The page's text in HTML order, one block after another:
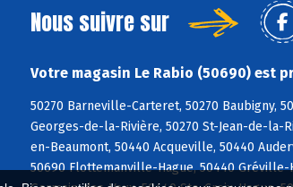
Nous suivre sur
Votre magasin Le Rabio (50690) est
50270 Barneville-Carteret, 50270 Baubigny,
Georges-de-la-Rivière, 50270 St-Jean-de-la-
en-Beaumont, 50440 Acqueville, 50440
50690 Flottemanville-Hague, 50440